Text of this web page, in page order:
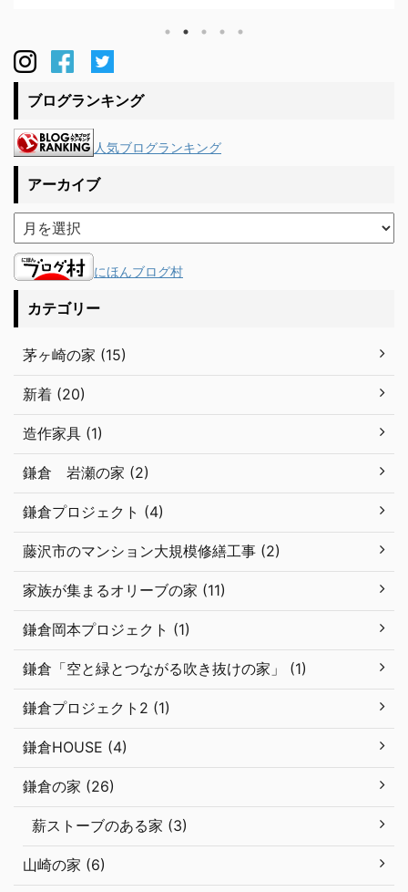
より掘り込みにした方がいいだろうと大工さんたちが
んたちに伝わり、その気持ちを ...
ブログランキング
人気ブログランキング
アーカイブ
にほんブログ村
カテゴリー
茅ヶ崎の家 (15)
新着 (20)
造作家具 (1)
鎌倉 岩瀬の家 (2)
鎌倉プロジェクト (4)
藤沢市のマンション大規模修繕工事 (2)
家族が集まるオリーブの家 (11)
鎌倉岡本プロジェクト (1)
鎌倉「空と緑とつながる吹き抜けの家」 (1)
鎌倉プロジェクト2 (1)
鎌倉HOUSE (4)
鎌倉の家 (26)
薪ストーブのある家 (3)
山崎の家 (6)